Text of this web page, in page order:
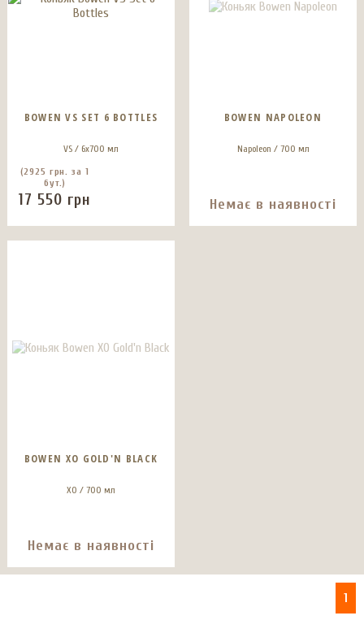
BOWEN VS SET 6 BOTTLES
VS / 6x700 мл
(2925 грн. за 1
бут.)
17 550 грн
BOWEN NAPOLEON
Napoleon / 700 мл
Немає в наявності
BOWEN XO GOLD'N BLACK
ХО / 700 мл
Немає в наявності
1